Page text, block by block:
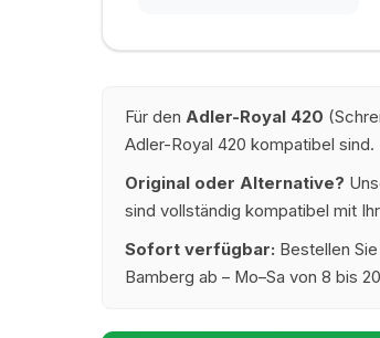
Für den Adler-Royal 420
Adler-Royal 420 kompatibel sind.
Original oder Alternative?
sind vollständig kompatibel mit
Sofort verfügbar: Bestellen
Bamberg ab – Mo–Sa von 8 bis